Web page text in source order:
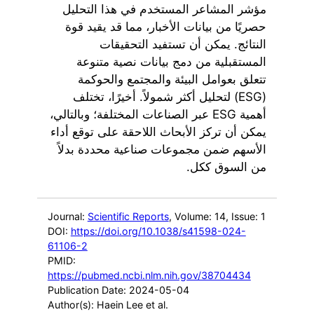
مؤشر المشاعر المستخدم في هذا التحليل
حصريًا من بيانات الأخبار، مما قد يقيد قوة
النتائج. يمكن أن تستفيد التحقيقات
المستقبلية من دمج بيانات نصية متنوعة
تتعلق بعوامل البيئة والمجتمع والحوكمة
(ESG) لتحليل أكثر شمولاً. أخيرًا، تختلف
أهمية ESG عبر الصناعات المختلفة؛ وبالتالي،
يمكن أن تركز الأبحاث اللاحقة على توقع أداء
الأسهم ضمن مجموعات صناعية محددة بدلاً
من السوق ككل.
Journal: Scientific Reports, Volume: 14, Issue: 1
DOI: https://doi.org/10.1038/s41598-024-
61106-2
PMID:
https://pubmed.ncbi.nlm.nih.gov/38704434
Publication Date: 2024-05-04
Author(s): Haein Lee et al.